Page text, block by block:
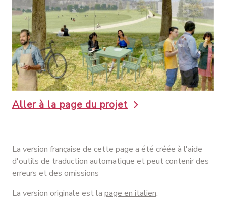
Aller à la page du projet
La version française de cette page a été créée à l'aide
d'outils de traduction automatique et peut contenir des
erreurs et des omissions
La version originale est la page en italien.